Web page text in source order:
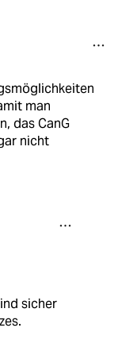
man
das CanG
nicht
sicher